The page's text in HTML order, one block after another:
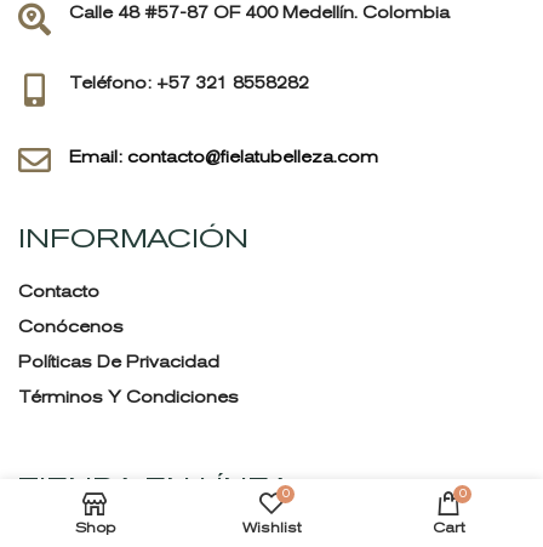
Calle 48 #57-87 OF 400 Medellín. Colombia
Teléfono: +57 321 8558282
Email: contacto@fielatubelleza.com
INFORMACIÓN
Contacto
Conócenos
Políticas De Privacidad
Términos Y Condiciones
TIENDA EN LÍNEA
Tienda En Línea
Shop
0
Wishlist
0
Cart